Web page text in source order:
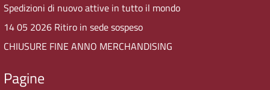
Spedizioni di nuovo attive in tutto il mondo
14 05 2026 Ritiro in sede sospeso
CHIUSURE FINE ANNO MERCHANDISING
Pagine